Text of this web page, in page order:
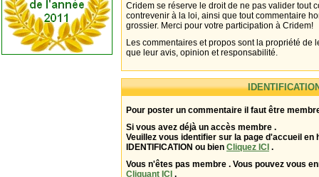
Cridem se réserve le droit de ne pas valider tout
contrevenir à la loi, ainsi que tout commentaire
grossier. Merci pour votre participation à Cridem!
Les commentaires et propos sont la propriété de
que leur avis, opinion et responsabilité.
Pour poster un commentaire il faut être
Si vous avez déjà un accès membre .
Veuillez vous identifier sur la page d'accueil en
IDENTIFICATION ou bien Cliquez ICI .
Vous n'êtes pas membre . Vous pouvez vous
Cliquant ICI .